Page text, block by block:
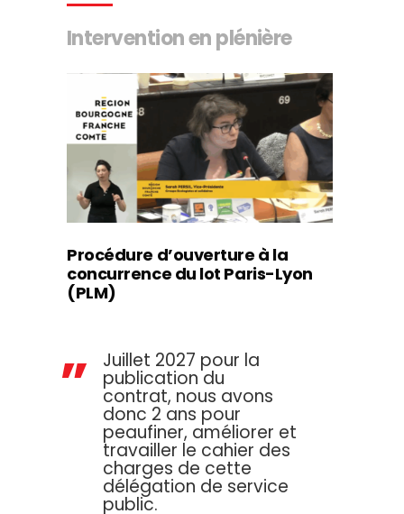
Intervention en plénière
Procédure d’ouverture à la
concurrence du lot Paris-Lyon
(PLM)
Juillet 2027 pour la
publication du
contrat, nous avons
donc 2 ans pour
peaufiner, améliorer et
travailler le cahier des
charges de cette
délégation de service
public.